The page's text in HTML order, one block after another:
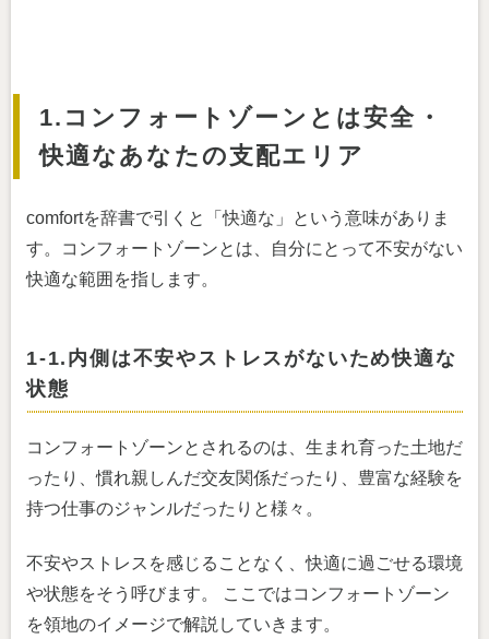
1.コンフォートゾーンとは安全・
快適なあなたの支配エリア
comfortを辞書で引くと「快適な」という意味がありま
す。コンフォートゾーンとは、自分にとって不安がない
快適な範囲を指します。
1-1.内側は不安やストレスがないため快適な
状態
コンフォートゾーンとされるのは、生まれ育った土地だ
ったり、慣れ親しんだ交友関係だったり、豊富な経験を
持つ仕事のジャンルだったりと様々。
不安やストレスを感じることなく、快適に過ごせる環境
や状態をそう呼びます。 ここではコンフォートゾーン
を領地のイメージで解説していきます。